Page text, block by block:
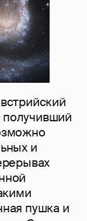
получивший
и
пушка и